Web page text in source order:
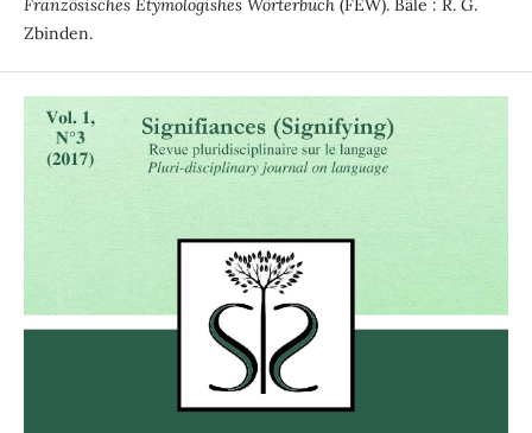
Französisches Etymologishes Wörterbuch(FEW). Bâle : R. G.
Zbinden.